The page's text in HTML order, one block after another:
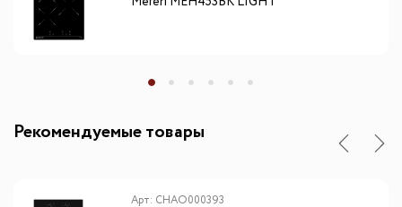
Рекомендуемые товары
Арт: CHAO000393